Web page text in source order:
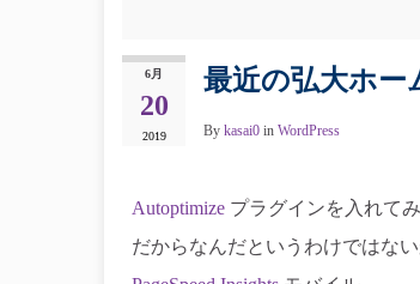
6月
20
2019
最近の弘大ホー
By kasai0 in WordPress
Autoptimize プラグインを入れて
だからなんだというわけではな